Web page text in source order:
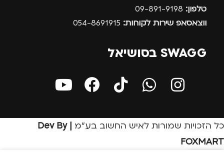
טלפון:
ווצאסאפ שירות לקוחות:
SWAGG בסושיאל
כל הזכויות שמורות לאיש החשוב בע״מ
| Dev By
FOXMART